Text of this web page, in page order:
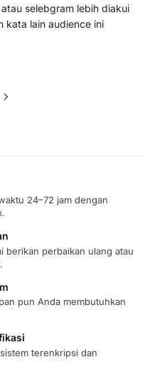
selebgram lebih diakui
kata lain audience ini
24–72 jam dengan
berikan perbaikan ulang atau
pun Anda membutuhkan
terenkripsi dan